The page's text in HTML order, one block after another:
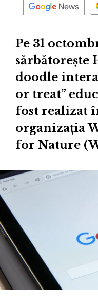
Pe 31
sărbătoreşte
doodle
or treat”
fost realizat
organizaţia
for Nature